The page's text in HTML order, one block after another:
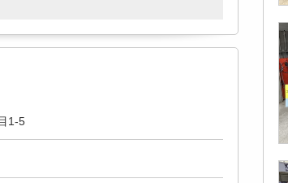
1-5